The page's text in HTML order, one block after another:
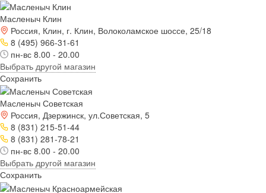
Масленыч Клин
Россия, Клин, г. Клин, Волоколамское шоссе, 25/18
8 (495) 966-31-61
пн-вс 8.00 - 20.00
Выбрать другой магазин
Сохранить
Масленыч Советская
Россия, Дзержинск, ул.Советская, 5
8 (831) 215-51-44
8 (831) 281-78-21
пн-вс 8.00 - 20.00
Выбрать другой магазин
Сохранить